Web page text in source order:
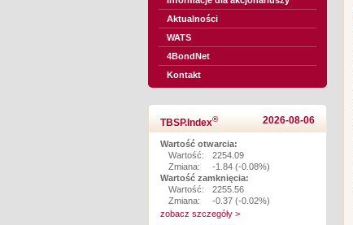
Aktualności
WATS
4BondNet
Kontakt
TBSP.Index® 2026-08-06
Wartość otwarcia:
Wartość:
2254.09
Zmiana:
-1.84 (-0.08%)
Wartość zamknięcia:
Wartość:
2255.56
Zmiana:
-0.37 (-0.02%)
zobacz szczegóły >